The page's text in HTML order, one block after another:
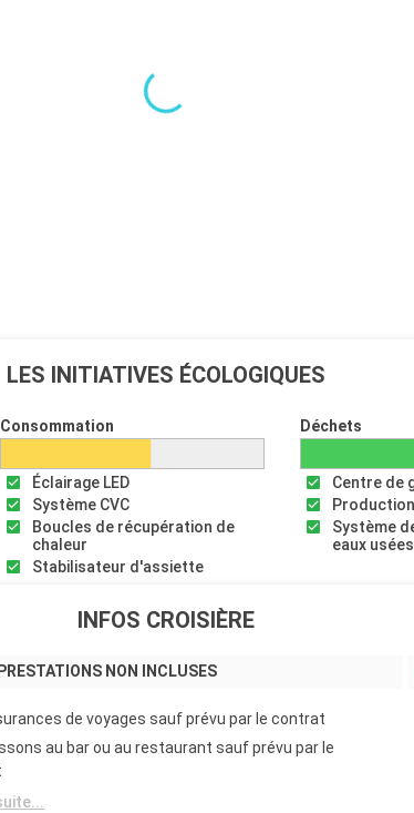
LES INITIATIVES ÉCOLOGIQUES
Consommation
Éclairage LED
Système CVC
Boucles de récupération de
chaleur
Stabilisateur d'assiette
Déchets
Centre de
Système
eaux usées
INFOS CROISIÈRE
NON INCLUSES
de voyages sauf prévu par le contrat
au bar ou au restaurant sauf prévu par le